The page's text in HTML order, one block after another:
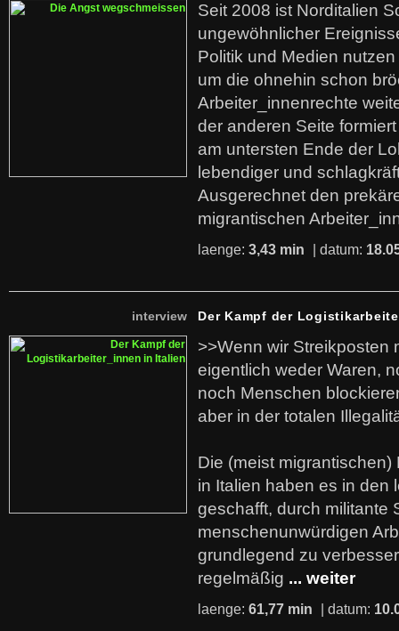
Seit 2008 ist Norditalien
ungewöhnlicher
Politik und Medien
um die ohnehin schon
Arbeiter_innenrechte
der anderen Seite
am untersten Ende der
lebendiger und
Ausgerechnet den
migrantischen
laenge: 3,43 min | datum:
interview Der Kampf der
>>Wenn wir Streikposten
eigentlich weder Waren,
noch Menschen
aber in der totalen
Die (meist
in Italien haben es in den
geschafft, durch militante
menschenunwürdigen
grundlegend zu
regelmäßig ... weiter
laenge: 61,77 min | datum: